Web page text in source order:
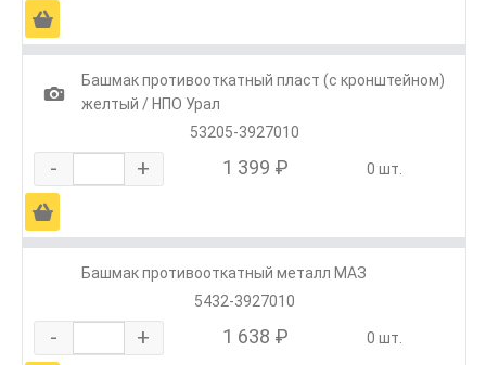
Ä
1
Башмак противооткатный пласт (с кронштейном)
желтый / НПО Урал
53205-3927010
- + 1 399 ₽ 0 шт.
Ä
Башмак противооткатный металл МАЗ
5432-3927010
- + 1 638 ₽ 0 шт.